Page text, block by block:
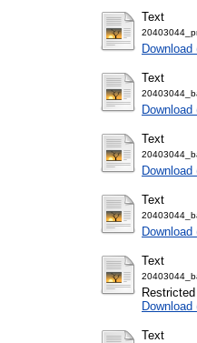
Text
Download
Text
Download
Text
Download
Text
Download
Text
Download
Text